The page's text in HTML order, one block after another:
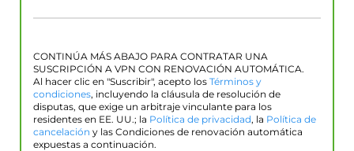
CONTINÚA MÁS ABAJO PARA CONTRATAR UNA
SUSCRIPCIÓN A VPN CON RENOVACIÓN AUTOMÁTICA.
Al hacer clic en "Suscribir", acepto los Términos y
condiciones, incluyendo la cláusula de resolución de
disputas, que exige un arbitraje vinculante para los
residentes en EE. UU.; la Política de privacidad, la Política de
cancelación y las Condiciones de renovación automática
expuestas a continuación.